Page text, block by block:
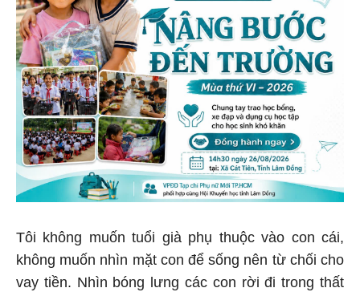
Tôi không muốn tuổi già phụ thuộc vào con cái,
không muốn nhìn mặt con để sống nên từ chối cho
vay tiền. Nhìn bóng lưng các con rời đi trong thất